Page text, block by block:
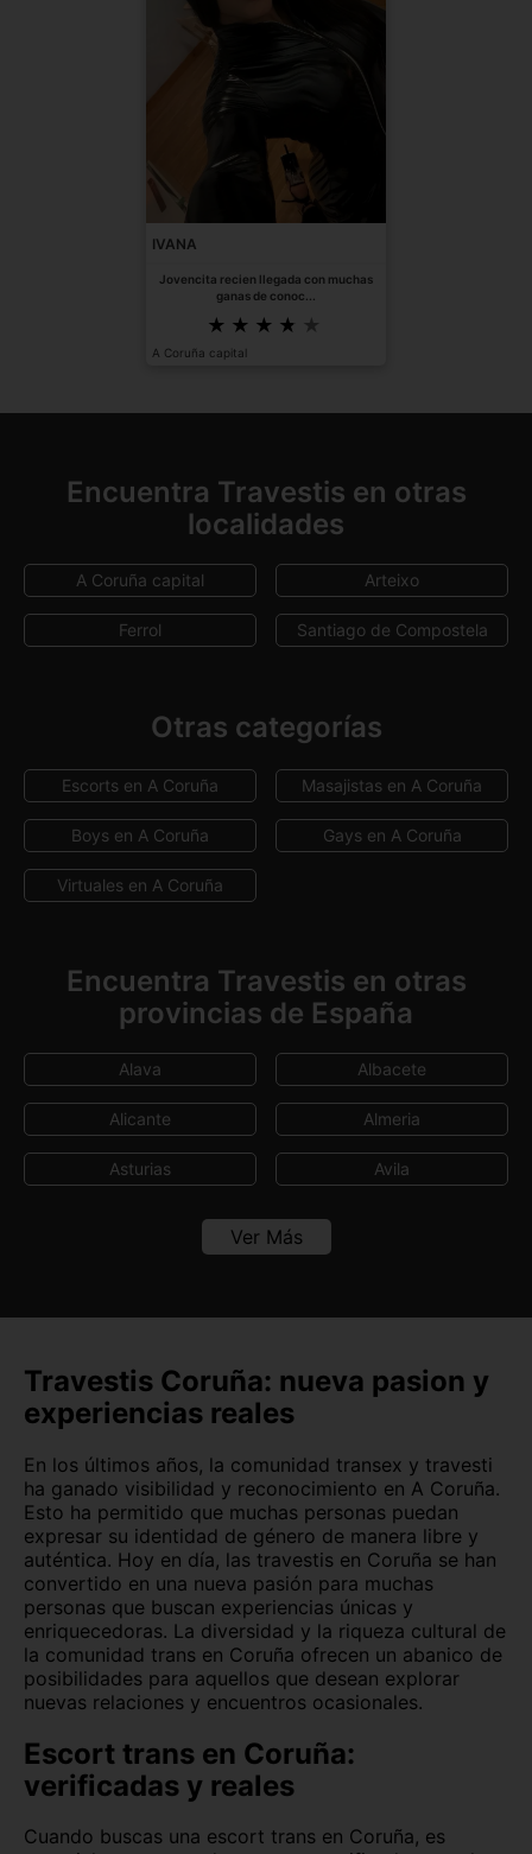
IVANA
Jovencita recien llegada con muchas
ganas de conoc...
A Coruña capital
Encuentra Travestis en otras
localidades
A Coruña capital Arteixo
Ferrol Santiago de Compostela
Otras categorías
Escorts en A Coruña Masajistas en A Coruña
Boys en A Coruña Gays en A Coruña
Virtuales en A Coruña
Encuentra Travestis en otras
provincias de España
Alava Albacete
Alicante Almeria
Asturias Avila
Cáceres Cádiz
Canarias Cantabria
Castellón
Ciudad Real Córdoba
Cuenca Girona
Granada Guadalajara
Guipúzcoa Huelva
Huesca Jaén
Lleida
Ver Más
Travestis Coruña: nueva pasion y
experiencias reales
En los últimos años, la comunidad transex y travesti
ha ganado visibilidad y reconocimiento en A Coruña.
Esto ha permitido que muchas personas puedan
expresar su identidad de género de manera libre y
auténtica. Hoy en día, las travestis en Coruña se han
convertido en una nueva pasión para muchas
personas que buscan experiencias únicas y
enriquecedoras. La diversidad y la riqueza cultural de
la comunidad trans en Coruña ofrecen un abanico de
posibilidades para aquellos que desean explorar
nuevas relaciones y encuentros ocasionales.
Escort trans en Coruña:
verificadas y reales
Cuando buscas una escort trans en Coruña, es